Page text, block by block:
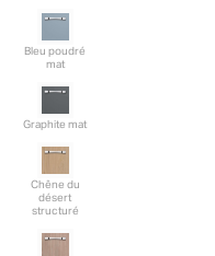
Bleu poudré
mat
Graphite mat
Chêne du
désert
structuré